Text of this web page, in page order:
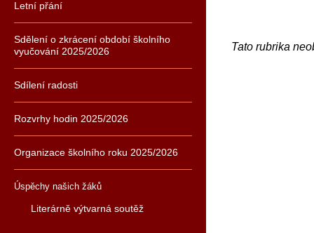
Letní přání
Sdělení o zkrácení období školního
vyučování 2025/2026
Sdílení radosti
Rozvrhy hodin 2025/2026
Organizace školního roku 2025/2026
Úspěchy našich žáků
Literárně výtvarná soutěž
Tato rubrika